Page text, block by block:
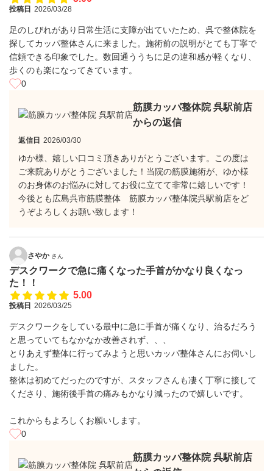
投稿日 2026/03/28
足のしびれがあり日常生活に支障が出ていたため、呉で整体院を
探してカッパ整体さんに来ました。施術前の説明がとても丁寧で
信頼できる印象でした。数回通ううちに足の違和感が軽くなり、
歩くのも楽になってきています。
0
筋膜カッパ整体院 呉駅前店
からの返信
返信日 2026/03/30
ゆか様、嬉しい口コミ頂きありがとうございます。この度は
ご来院ありがとうございました！当院の筋膜施術が、ゆか様
のお身体のお悩みに対してお役に立てて非常に嬉しいです！
今後とも広島呉市筋膜整体 筋膜カッパ整体院呉駅前店をど
うぞよろしくお願い致します！
さやか さん
デスクワークで急に痛くなった手首がかなり良くなっ
た！！
5.00
投稿日 2026/03/25
デスクワークをしている最中に急に手首が痛くなり、治るだろう
と思っていてもなかなか改善されず、、、
とりあえず整体に行ってみようと思いカッパ整体さんにお伺いし
ました。
整体は初めてだったのですが、スタッフさんも凄く丁寧に接して
くださり、施術後手首の痛みもかなり減ったので嬉しいです。
これからもよろしくお願いします。
0
筋膜カッパ整体院 呉駅前店